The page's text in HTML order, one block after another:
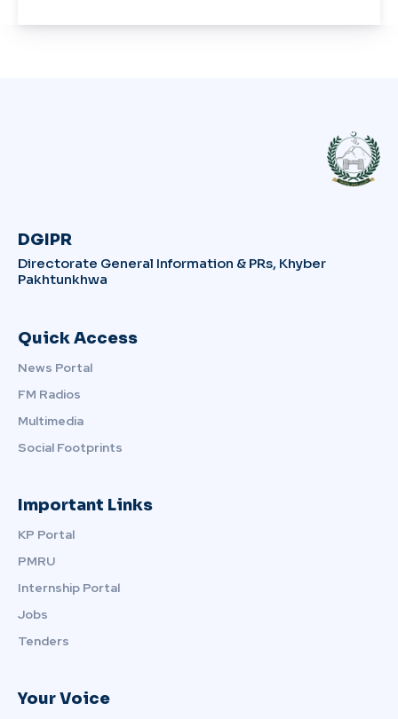
DGIPR
Directorate General Information & PRs, Khyber
Pakhtunkhwa
Quick Access
News Portal
FM Radios
Multimedia
Social Footprints
Important Links
KP Portal
PMRU
Internship Portal
Jobs
Tenders
Your Voice